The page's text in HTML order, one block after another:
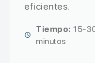
eficientes.
Tiempo: 15-
minutos